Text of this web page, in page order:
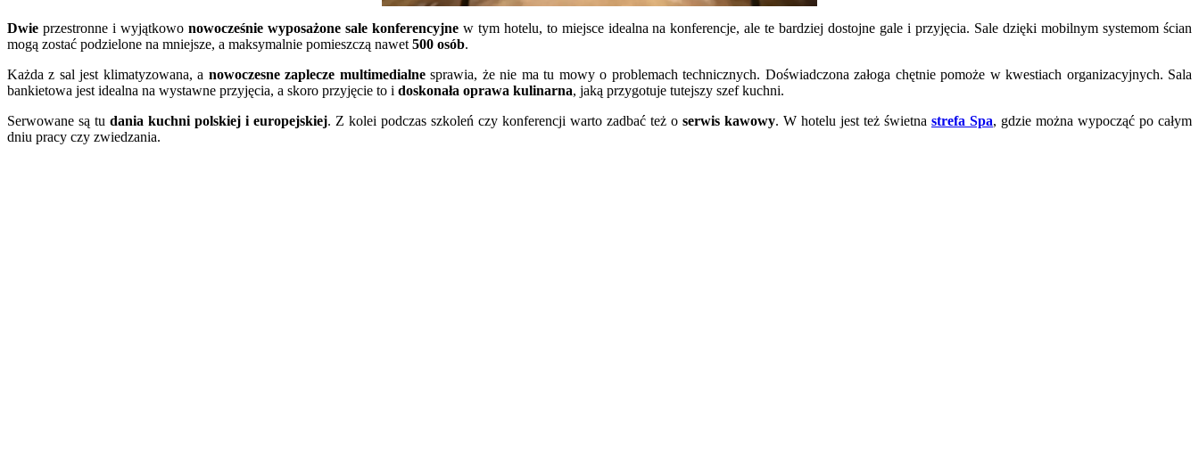
Dwie przestronne i wyjątkowo nowocześnie wyposażone sale konferencyjnew tym hotelu, to miejsce idealna na konferencje, ale te bardziej dostojne gale i przyjęcia. Sale dzięki mobilnym systemom ścian
mogą zostać podzielone na mniejsze, a maksymalnie pomieszczą nawet 500 osób.
Każda z sal jest klimatyzowana, a nowoczesne zaplecze multimedialnesprawia, że nie ma tu mowy o problemach technicznych. Doświadczona załoga chętnie pomoże w kwestiach organizacyjnych. Sala
bankietowa jest idealna na wystawne przyjęcia, a skoro przyjęcie to i doskonała oprawa kulinarna, jaką przygotuje tutejszy szef kuchni.
Serwowane są tu dania kuchni polskiej i europejskiej. Z kolei podczas szkoleń czy konferencji warto zadbać też o serwis kawowy. W hotelu jest też świetna strefa Spa, gdzie można wypocząć po całym
dniu pracy czy zwiedzania.